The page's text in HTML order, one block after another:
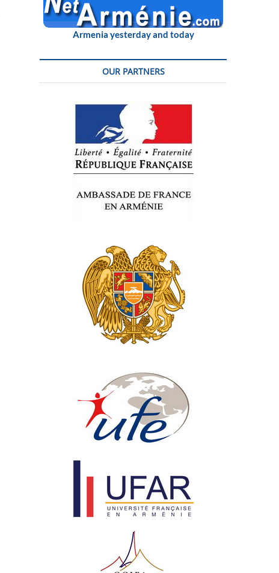
Armenia yesterday and today
OUR PARTNERS